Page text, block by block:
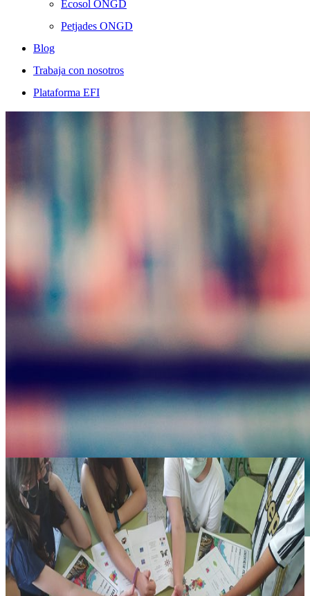
Ecosol ONGD
Petjades ONGD
Blog
Trabaja con nosotros
Plataforma EFI